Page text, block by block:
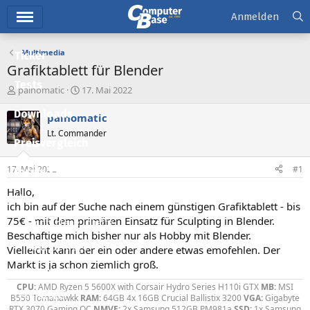
Ticker
Tests
Downloads
Preisvergleich
Forum
Aktuelles
Empfohlene Inhalte
Neue Beiträge
Neueste Aktivitäten
Leserartikel
Anmelden
Multimedia
Grafiktablett für Blender
E
s
t
e
e
r
painomatic
E
s
e
t
m
17. Mai 2022
painomatic
Lt. Commander
17. Mai 2022 #1
Hallo,
ich bin auf der Suche nach einem günstigen Grafiktablett - bis
75€ - mit dem primären Einsatz für Sculpting in Blender.
Beschaftige mich bisher nur als Hobby mit Blender.
Vielleicht kann der ein oder andere etwas emofehlen. Der
Markt is ja schon ziemlich groß.
CPU:AMD Ryzen 5 5600X with Corsair Hydro Series H110i GTX MB: MSI
B550 Tomahawkk RAM:64GB 4x 16GB Crucial Ballistix 3200VGA:Gigabyte